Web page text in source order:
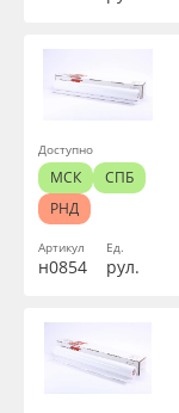
Артикул
н0854
Ед.
рул.
Доступно
МСК
СПБ
РНД